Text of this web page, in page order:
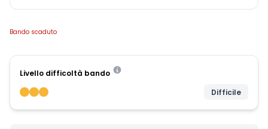
Bando scaduto
Livello difficoltà bando
Difficile